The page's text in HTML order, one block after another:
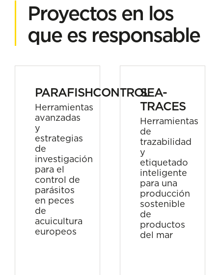
Proyectos en los
que es responsable
PARAFISHCONTROL
Herramientas
avanzadas
y
estrategias
de
investigación
para el
control de
parásitos
en peces
de
acuicultura
europeos
SEA-
TRACES
Herramientas
de
trazabilidad
y
etiquetado
inteligente
para una
producción
sostenible
de
productos
del mar